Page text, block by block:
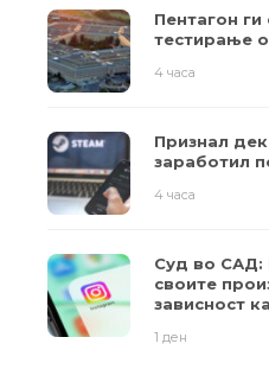
Пентагон ги
тестирање
4 часа
Признал
заработил
4 часа
Суд во САД:
своите
зависност
1 ден